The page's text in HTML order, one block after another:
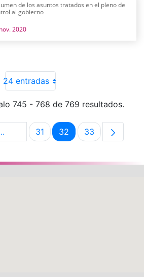
de los asuntos tratados en el pleno de
al gobierno
2020
24 entradas
745 - 768 de 769 resultados.
Páginas intermedias Use TAB para
Página
31 Página
32 Página
33